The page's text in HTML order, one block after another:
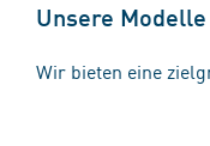
Unsere
Wir bieten eine